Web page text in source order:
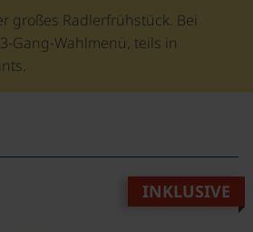
großes Radlerfrühstück. Bei
Gang-Wahlmenü, teils in
INKLUSIVE